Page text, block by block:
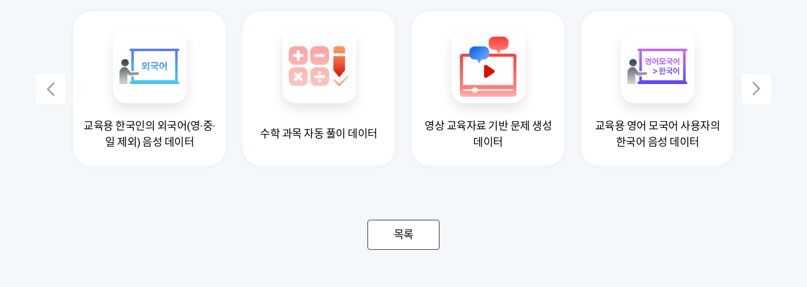
교육용 한국인의 외국어(영·중·
일 제외) 음성 데이터
수학 과목 자동 풀이 데이터
영상 교육자료 기반 문제 생성
데이터
교육용 영어 모국어 사용자의
한국어 음성 데이터
목록